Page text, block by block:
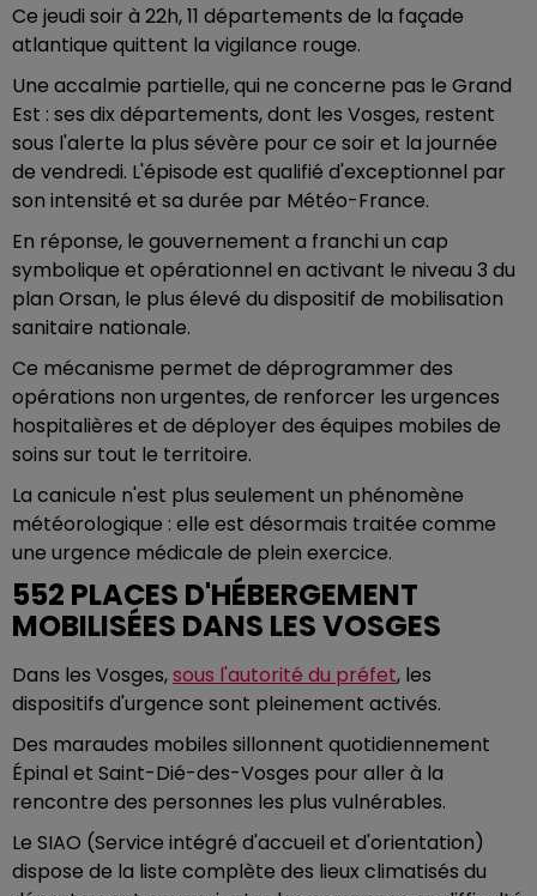
Ce jeudi soir à 22h, 11 départements de la façade
atlantique quittent la vigilance rouge.
Une accalmie partielle, qui ne concerne pas le Grand
Est : ses dix départements, dont les Vosges, restent
sous l'alerte la plus sévère pour ce soir et la journée
de vendredi. L'épisode est qualifié d'exceptionnel par
son intensité et sa durée par Météo-France.
En réponse, le gouvernement a franchi un cap
symbolique et opérationnel en activant le niveau 3 du
plan Orsan, le plus élevé du dispositif de mobilisation
sanitaire nationale.
Ce mécanisme permet de déprogrammer des
opérations non urgentes, de renforcer les urgences
hospitalières et de déployer des équipes mobiles de
soins sur tout le territoire.
La canicule n'est plus seulement un phénomène
météorologique : elle est désormais traitée comme
une urgence médicale de plein exercice.
552 PLACES D'HÉBERGEMENT
MOBILISÉES DANS LES VOSGES
Dans les Vosges,sous l'autorité du préfet, les
dispositifs d'urgence sont pleinement activés.
Des maraudes mobiles sillonnent quotidiennement
Épinal et Saint-Dié-des-Vosges pour aller à la
rencontre des personnes les plus vulnérables.
Le SIAO (Service intégré d'accueil et d'orientation)
dispose de la liste complète des lieux climatisés du